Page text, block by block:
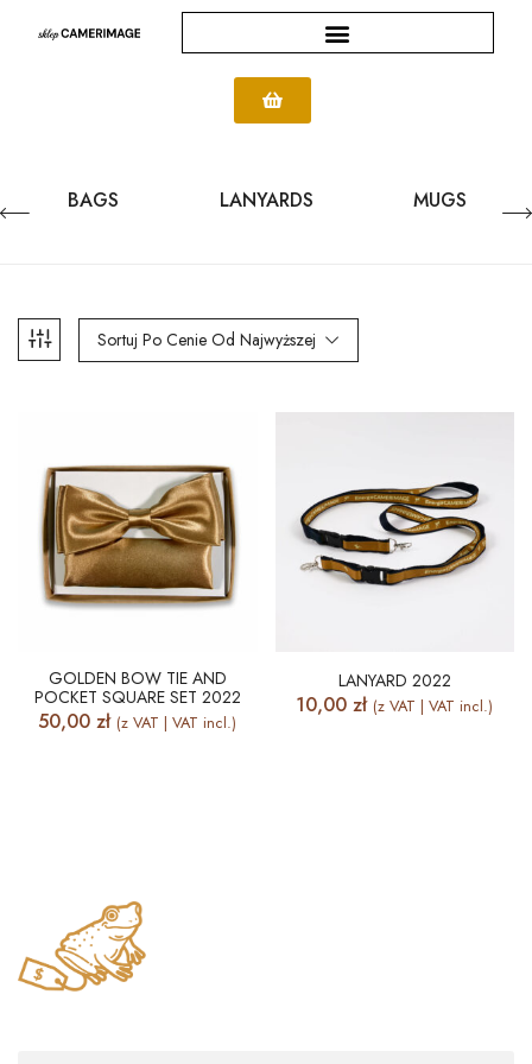
BAGS LANYARDS MUGS
Sortuj Po Cenie Od Najwyższej
GOLDEN BOW TIE AND
POCKET SQUARE SET 2022
50,00zł (z VAT | VAT incl.)
LANYARD 2022
10,00zł (z VAT | VAT incl.)